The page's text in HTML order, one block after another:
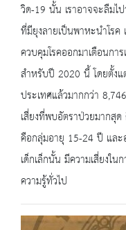
วิด-19 นั้น เราอาจจะลืมไ
ที่มียุงลายเป็นพาหะนำโร
ควบคุมโรคออกมาเตือนกา
สำหรับปี 2020 นี้ โดยตั้ง
ประเทศแล้วมากกว่า
เสี่ยงที่พบอัตราป่วยมากสุ
คือกลุ่มอายุ 15-24 ปี และ
เด็กเล็กนั้น มีความเสี่ยงใน
ความรู้ทั่วไป